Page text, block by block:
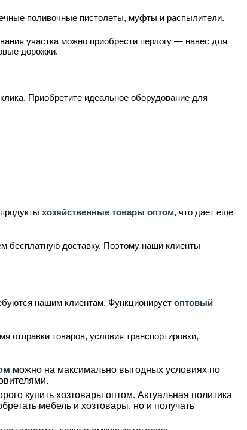
поливочные пистолеты, муфты и распылители.
участка можно приобрести перлогу — навес для
дорожки.
Приобретите идеальное оборудование для
хозяйственные товары оптом, что дает еще
бесплатную доставку. Поэтому наши клиенты
нашим клиентам. Функционирует оптовый
товаров, условия транспортировки,
можно на максимально выгодных условиях по
купить хозтовары оптом. Актуальная политика
мебель и хозтовары, но и получать